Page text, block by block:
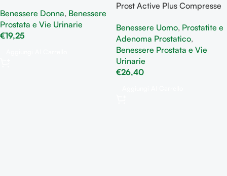
urinarie come cistiti
Benessere Donna, Benessere
Prostata e Vie Urinarie
€19,25
Prost Active Plus Compresse
Benessere Uomo, Prostatite e
Adenoma Prostatico,
Benessere Prostata e Vie
Urinarie
€26,40